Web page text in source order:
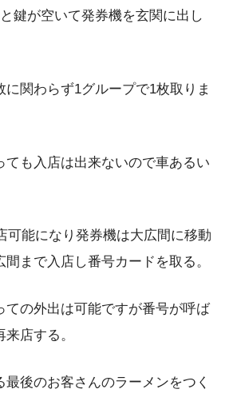
鍵が空いて発券機を玄関に出し
に関わらず1グループで1枚取りま
ても入店は出来ないので車あるい
可能になり発券機は大広間に移動
まで入店し番号カードを取る。
ての外出は可能ですが番号が呼ば
店する。
最後のお客さんのラーメンをつく